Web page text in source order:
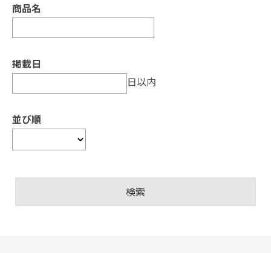
商品名
掲載日
日以内
並び順